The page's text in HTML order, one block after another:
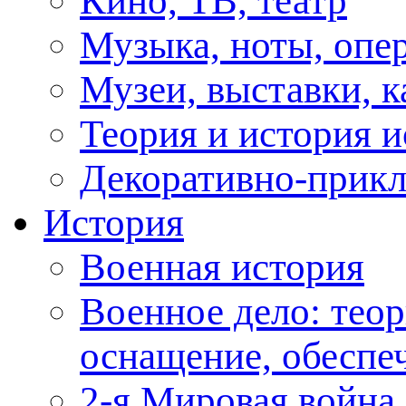
Музыка, ноты,
Музеи, выставки,
Теория и история
Декоративно-
История
Военная история
Военное дело:
оснащение,